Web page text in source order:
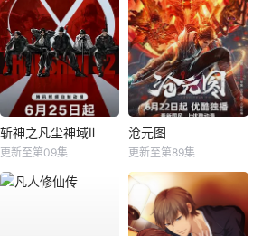
斩神之凡尘神域Ⅱ
更新至第09集
沧元图
更新至第89集